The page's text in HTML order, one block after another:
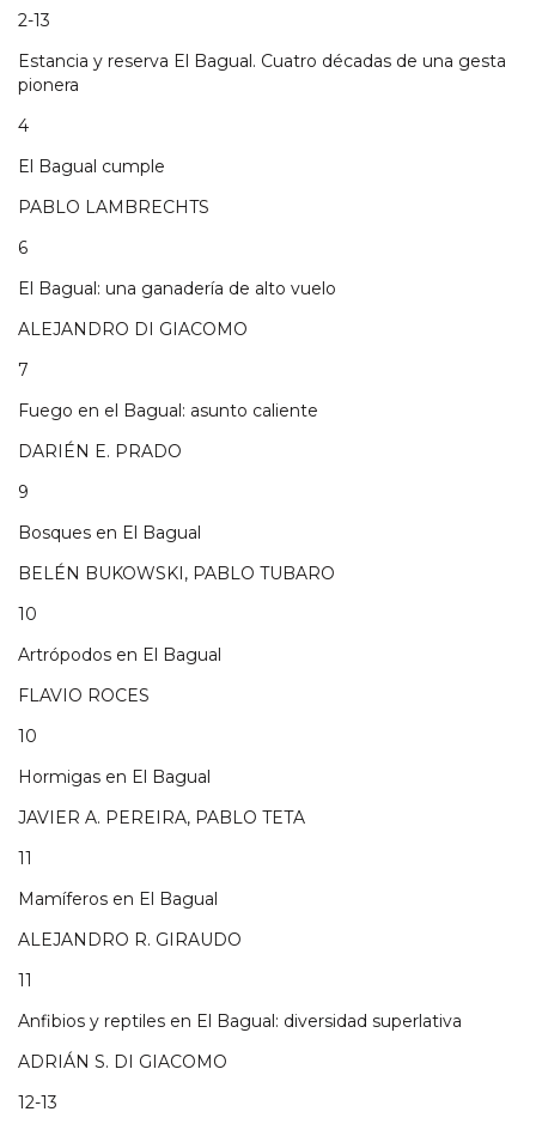
2-13
Estancia y reserva El Bagual. Cuatro décadas de una gesta
pionera
4
El Bagual cumple
PABLO LAMBRECHTS
6
El Bagual: una ganadería de alto vuelo
ALEJANDRO DI GIACOMO
7
Fuego en el Bagual: asunto caliente
DARIÉN E. PRADO
9
Bosques en El Bagual
BELÉN BUKOWSKI, PABLO TUBARO
10
Artrópodos en El Bagual
FLAVIO ROCES
10
Hormigas en El Bagual
JAVIER A. PEREIRA, PABLO TETA
11
Mamíferos en El Bagual
ALEJANDRO R. GIRAUDO
11
Anfibios y reptiles en El Bagual: diversidad superlativa
ADRIÁN S. DI GIACOMO
12-13